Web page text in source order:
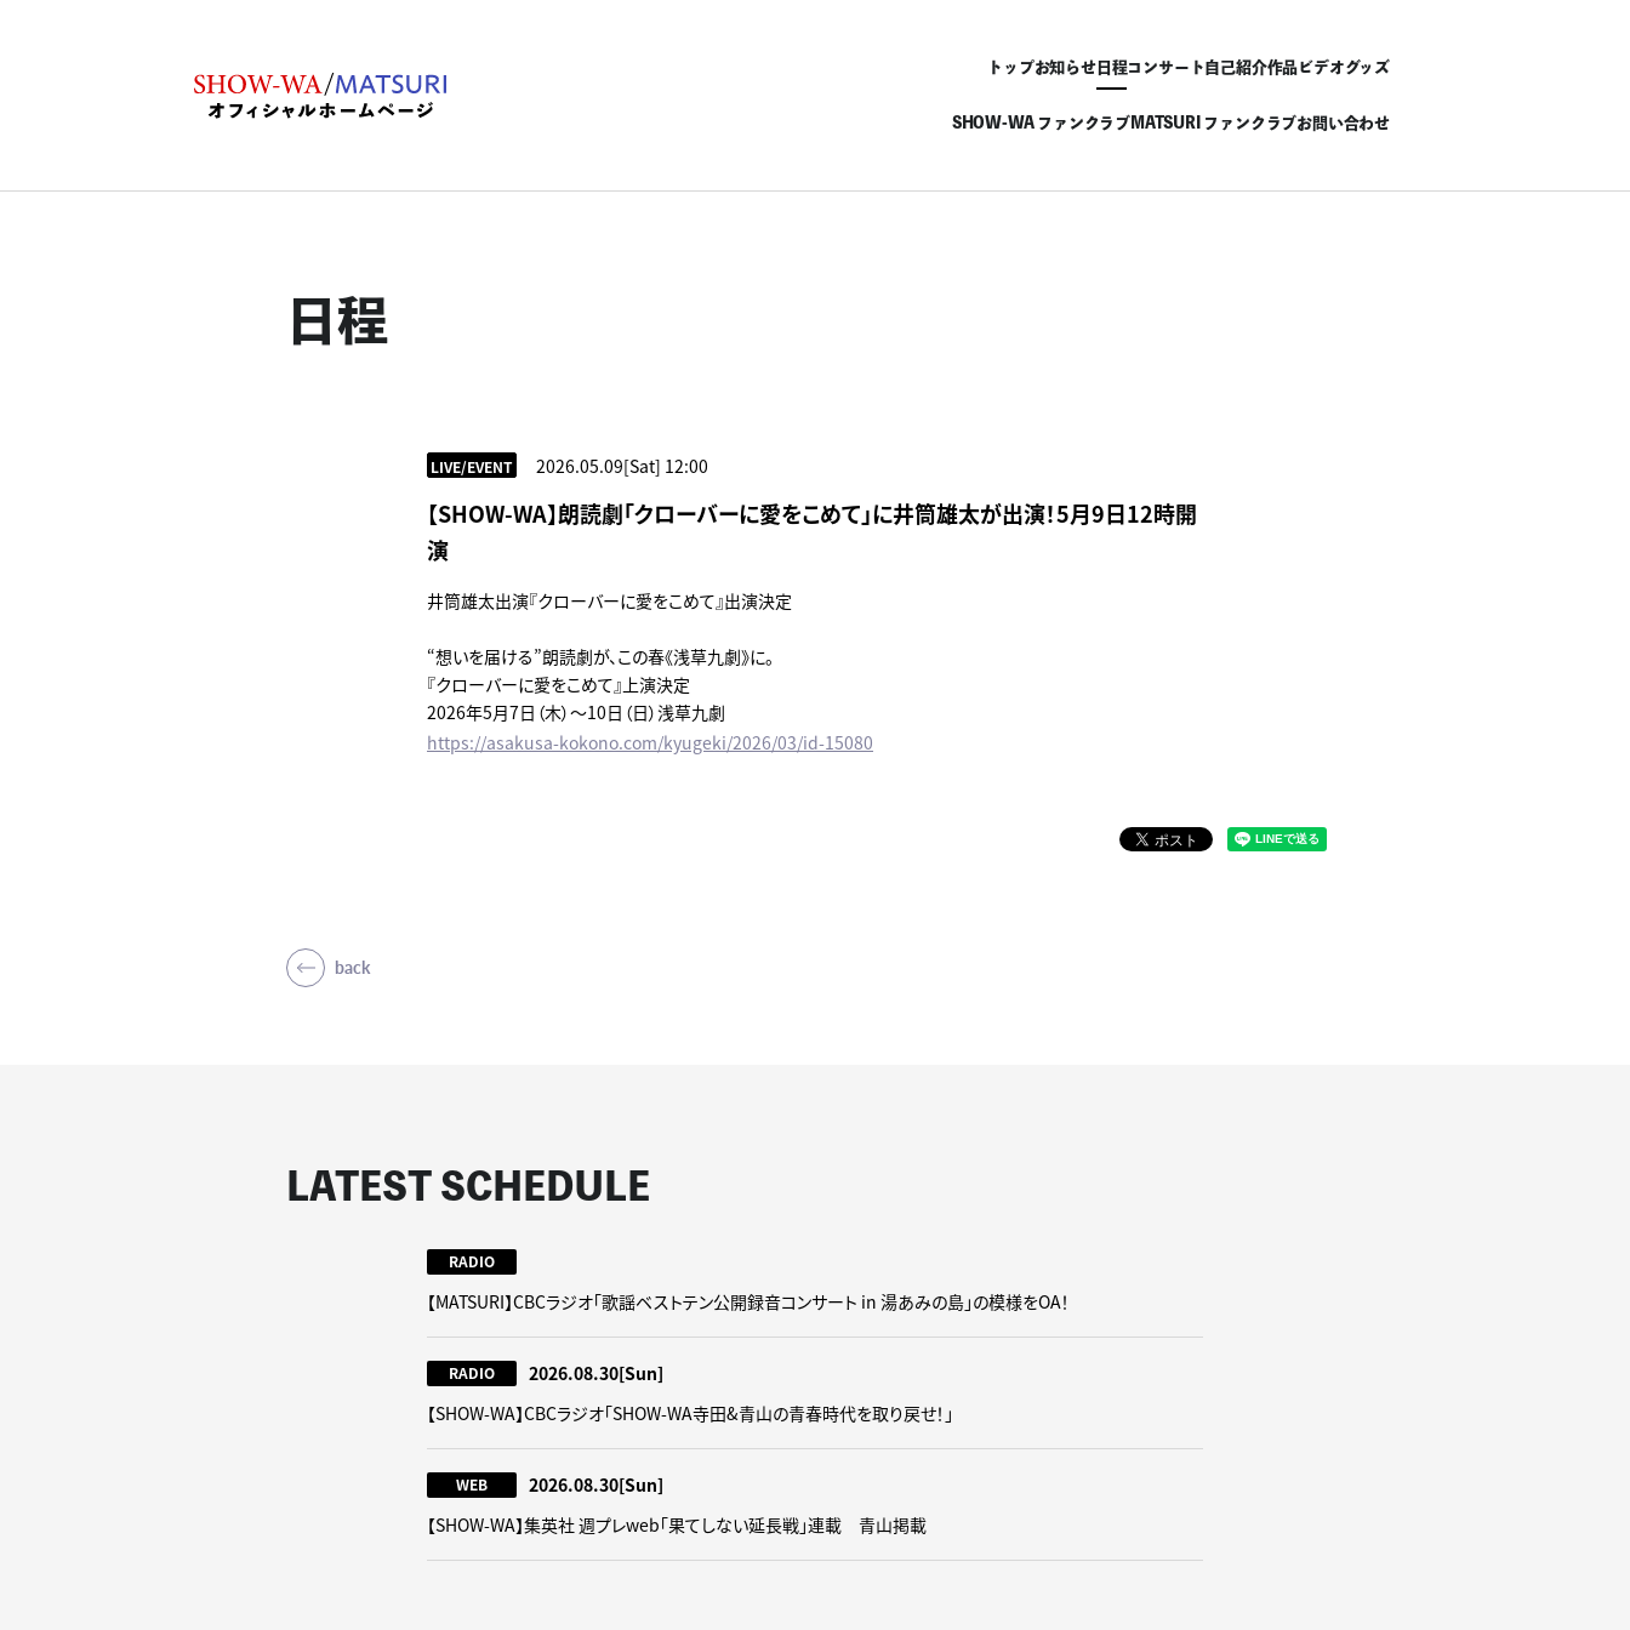
トップお知らせ日程コンサート自己紹介作品ビデオグッズ
SHOW-WA ファンクラブMATSURI ファンクラブお問い合わせ
日程
2026.05.09[Sat] 12:00
LIVE/EVENT
【SHOW-WA】朗読劇「クローバーに愛をこめて」に井筒雄太が出演！5月9日12時開
演
井筒雄太出演『クローバーに愛をこめて』出演決定
“想いを届ける”朗読劇が、この春《浅草九劇》に。
『クローバーに愛をこめて』上演決定
2026年5月7日（木）～10日（日）浅草九劇
https://asakusa-kokono.com/kyugeki/2026/03/id-15080
back
LATEST SCHEDULE
RADIO
【MATSURI】CBCラジオ「歌謡ベストテン公開録音コンサート in 湯あみの島」の模様をOA！
RADIO 2026.08.30[Sun]
【SHOW-WA】CBCラジオ｢SHOW-WA寺田&青山の青春時代を取り戻せ！｣
WEB 2026.08.30[Sun]
【SHOW-WA】集英社 週プレweb｢果てしない延長戦｣連載 青山掲載